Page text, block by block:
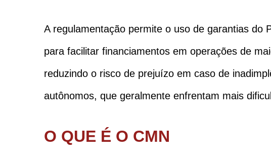
A regulamentação permite o uso de garantias do
para facilitar financiamentos em operações de
reduzindo o risco de prejuízo em caso de
autônomos, que geralmente enfrentam mais
O QUE É O CMN